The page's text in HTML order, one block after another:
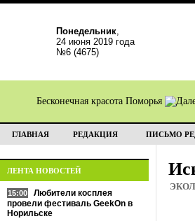
Понедельник,
24 июня 2019 года
№6 (4675)
Бесконечная красота Поморья
ГЛАВНАЯ РЕДАКЦИЯ ПИСЬМО
ЛЕНТА НОВОСТЕЙ
15:00
Любители косплея
провели фестиваль GeekOn в
Норильске